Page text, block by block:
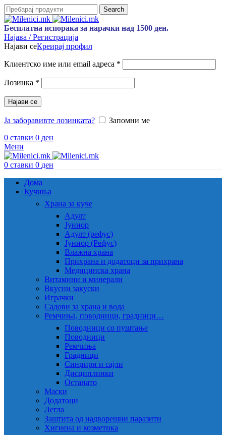
Search
Бесплатна испорака за нарачки над 1500 ден.
Најава / Регистрација
Најави сеКреирај профил
Клиентско име или email адреса *
Лозинка *
Најави се
Ја заборавивте лозинката?
Запомни ме
0 ставки 0 ден
Мени
0 ставки 0 ден
Дома
Кучиња
Храна за куче
Адулт
Јуниор
Адулт (рефус)
Јуниор (Рефус)
Влажна храна
Прихрана и додатоци за прихрана
Медицинска храна
Витамини и минерали
Вкусни закуски
Играчки
Садови за храна и вода
Ремчиња, поводници, градници…
Поводници со пуштање
Поводници
Ремчиња
Градници
Синџири и сајли
Дисциплинки
Останато
Маски
Додатоци
Легла
Заштита од надворешни паразити
Хигиена и козметика